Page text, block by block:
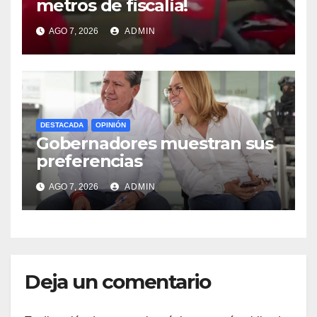
metros de fiscalía!
AGO 7, 2026 ADMIN
DESTACADA OPINIÓN
Gobernadores muestran sus
preferencias
AGO 7, 2026 ADMIN
Deja un comentario